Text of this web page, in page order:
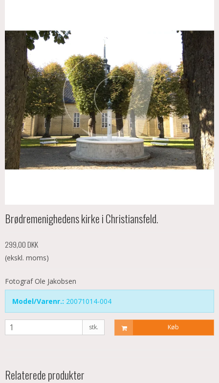
Brødremenighedens kirke i Christiansfeld.
299,00 DKK
(ekskl. moms)
Fotograf Ole Jakobsen
Model/Varenr.: 20071014-004
stk. Køb
Relaterede produkter